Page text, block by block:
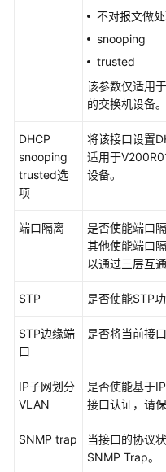
不对报文做
snooping
trusted
该参数仅适用
的交换机设备。
DHCP
snooping
trusted选
项
将该接口设置
适用于
设备。
端口隔离
是否使能端口
其他使能端口
以通过三层互通
STP 是否使能STP功
STP边缘端
口
是否将当前接
IP子网划分
VLAN
是否使能基于
接口认证，请
SNMP trap
当接口的协议
SNMP Trap。